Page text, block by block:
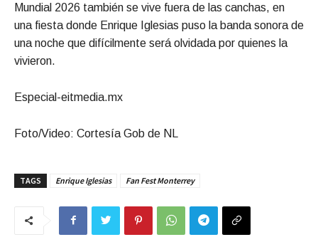
Mundial 2026 también se vive fuera de las canchas, en
una fiesta donde Enrique Iglesias puso la banda sonora de
una noche que difícilmente será olvidada por quienes la
vivieron.
Especial-eitmedia.mx
Foto/Video: Cortesía Gob de NL
TAGS Enrique Iglesias Fan Fest Monterrey